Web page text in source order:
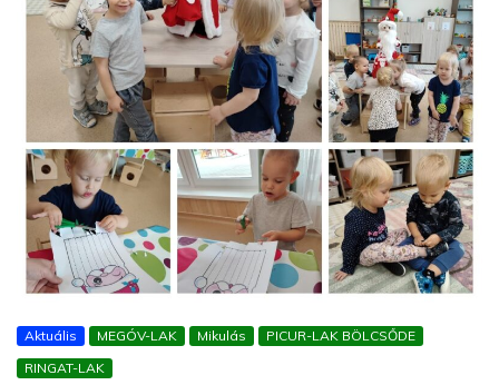
Aktuális MEGÓV-LAK Mikulás
PICUR-LAK BÖLCSŐDE
RINGAT-LAK